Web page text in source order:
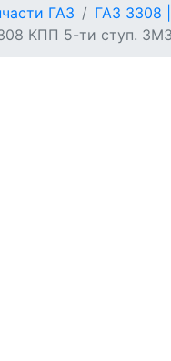
ГАЗ ГАЗ 3308
КПП 5-ти ступ.